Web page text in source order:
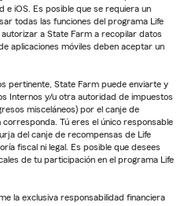
e iOS. Es posible que se requiera un
todas las funciones del programa Life
a State Farm a recopilar datos
aplicaciones móviles deben aceptar un
pertinente, State Farm puede enviarte y
Internos y/u otra autoridad de impuestos
misceláneos) por el canje de
Tú eres el único responsable
del canje de recompensas de Life
fiscal ni legal. Es posible que desees
de tu participación en el programa Life
la exclusiva responsabilidad financiera